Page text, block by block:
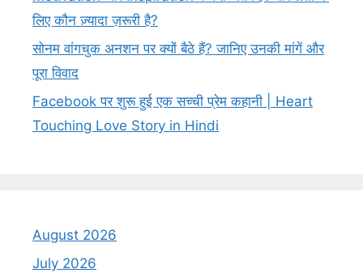
लिए कौन ज़्यादा ज़रूरी है?
सोनम वांगचुक अनशन पर क्यों बैठे हैं? जानिए उनकी मांगें और
पूरा विवाद
Facebook पर शुरू हुई एक सच्ची प्रेम कहानी | Heart
Touching Love Story in Hindi
August 2026
July 2026